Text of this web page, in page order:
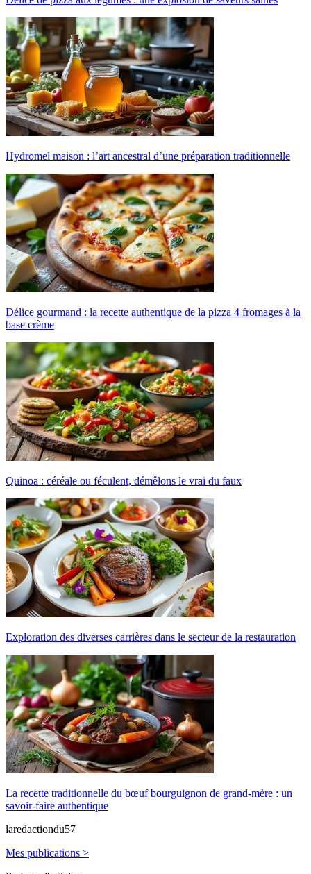
Hydromel maison : l’art ancestral d’une préparation traditionnelle
Délice gourmand : la recette authentique de la pizza 4 fromages à la
base crème
Quinoa : céréale ou féculent, démêlons le vrai du faux
Exploration des diverses carrières dans le secteur de la restauration
La recette traditionnelle du bœuf bourguignon de grand-mère : un
savoir-faire authentique
laredactiondu57
Mes publications >